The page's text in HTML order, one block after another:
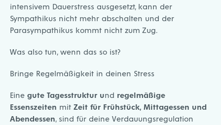
intensivem Dauerstress ausgesetzt, kann der
Sympathikus nicht mehr abschalten und der
Parasympathikus kommt nicht zum Zug.
Was also tun, wenn das so ist?
Bringe Regelmäßigkeit in deinen Stress
Eine gute Tagesstruktur und regelmäßige
Essenszeiten mit Zeit für Frühstück, Mittagessen und
Abendessen, sind für deine Verdauungsregulation